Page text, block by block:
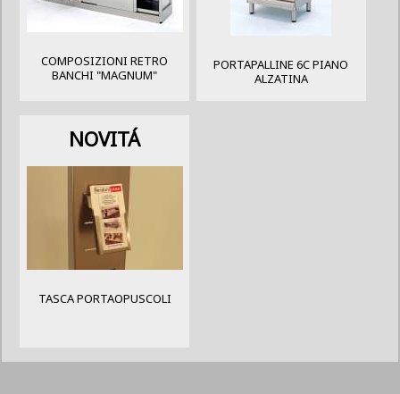
COMPOSIZIONI RETRO
BANCHI "MAGNUM"
PORTAPALLINE 6C PIANO
ALZATINA
NOVITÁ
TASCA PORTAOPUSCOLI